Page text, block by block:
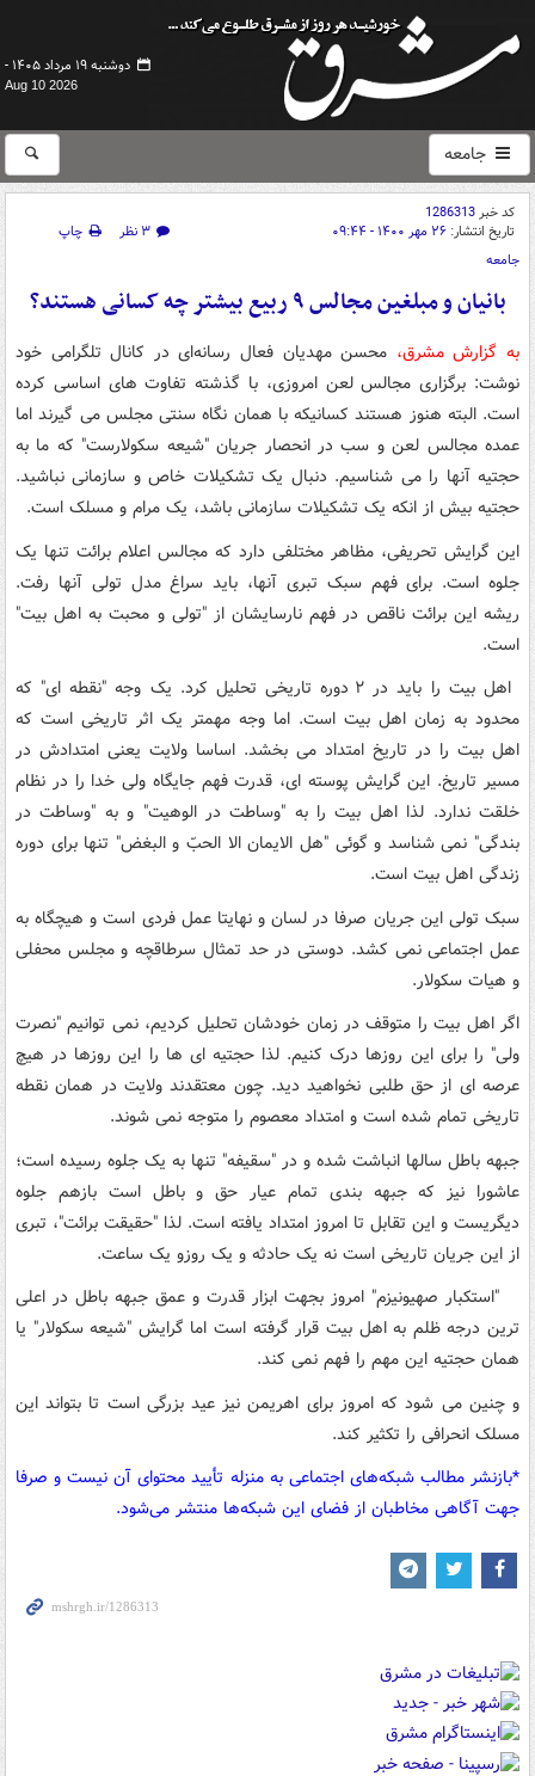
دوشنبه ۱۹ مرداد ۱۴۰۵ -
Aug 10 2026
جامعه
کد خبر1286313
تاریخ انتشار: ۲۶ مهر ۱۴۰۰ - ۰۹:۴۴ ۳ نظر
چاپ
جامعه
بانیان و مبلغین مجالس ۹ ربیع بیشتر چه کسانی هستند؟
به گزارش مشرق، محسن مهدیان فعال رسانه‌ای در کانال تلگرامی خود
نوشت: برگزاری مجالس لعن امروزی، با گذشته تفاوت های اساسی کرده
است. البته هنوز هستند کسانیکه با همان نگاه سنتی مجلس می گیرند اما
عمده مجالس لعن و سب در انحصار جریان "شیعه سکولارست" که ما به
حجتیه آنها را می شناسیم. دنبال یک تشکیلات خاص و سازمانی نباشید.
حجتیه بیش از انکه یک تشکیلات سازمانی باشد، یک مرام و مسلک است.
این گرایش تحریفی، مظاهر مختلفی دارد که مجالس اعلام برائت تنها یک
جلوه است. برای فهم سبک تبری آنها، باید سراغ مدل تولی آنها رفت.
ریشه این برائت ناقص در فهم نارسایشان از "تولی و محبت به اهل بیت"
است.
اهل بیت را باید در ۲ دوره تاریخی تحلیل کرد. یک وجه "نقطه ای" که
محدود به زمان اهل بیت است. اما وجه مهمتر یک اثر تاریخی است که
اهل بیت را در تاریخ امتداد می بخشد. اساسا ولایت یعنی امتدادش در
مسیر تاریخ. این گرایش پوسته ای، قدرت فهم جایگاه ولی خدا را در نظام
خلقت ندارد. لذا اهل بیت را به "وساطت در الوهیت" و به "وساطت در
بندگی" نمی شناسد و گوئی "هل الایمان الا الحبّ و البغض" تنها برای دوره
زندگی اهل بیت است.
سبک تولی این جریان صرفا در لسان و نهایتا عمل فردی است و هیچگاه به
عمل اجتماعی نمی کشد. دوستی در حد تمثال سرطاقچه و مجلس محفلی
و هیات سکولار.
اگر اهل بیت را متوقف در زمان خودشان تحلیل کردیم، نمی توانیم "نصرت
ولی" را برای این روزها درک کنیم. لذا حجتیه ای ها را این روزها در هیچ
عرصه ای از حق طلبی نخواهید دید. چون معتقدند ولایت در همان نقطه
تاریخی تمام شده است و امتداد معصوم را متوجه نمی شوند.
جبهه باطل سالها انباشت شده و در "سقیفه" تنها به یک جلوه رسیده است؛
عاشورا نیز که جبهه بندی تمام عیار حق و باطل است بازهم جلوه
دیگریست و این تقابل تا امروز امتداد یافته است. لذا "حقیقت برائت"، تبری
از این جریان تاریخی است نه یک حادثه و یک روزو یک ساعت.
"استکبار صهیونیزم" امروز بجهت ابزار قدرت و عمق جبهه باطل در اعلی
ترین درجه ظلم به اهل بیت قرار گرفته است اما گرایش "شیعه سکولار" یا
همان حجتیه این مهم را فهم نمی کند.
و چنین می شود که امروز برای اهریمن نیز عید بزرگی است تا بتواند این
مسلک انحرافی را تکثیر کند.
*بازنشر مطالب شبکه‌های اجتماعی به منزله تأیید محتوای آن نیست و صرفا
جهت آگاهی مخاطبان از فضای این شبکه‌ها منتشر می‌شود.